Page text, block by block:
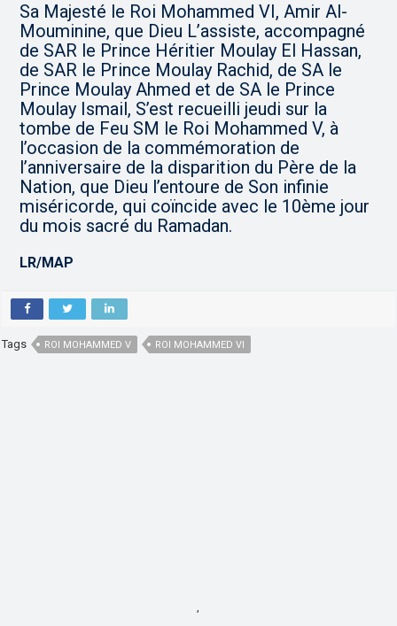
Sa Majesté le Roi Mohammed VI, Amir Al-
Mouminine, que Dieu L’assiste, accompagné
de SAR le Prince Héritier Moulay El Hassan,
de SAR le Prince Moulay Rachid, de SA le
Prince Moulay Ahmed et de SA le Prince
Moulay Ismail, S’est recueilli jeudi sur la
tombe de Feu SM le Roi Mohammed V, à
l’occasion de la commémoration de
l’anniversaire de la disparition du Père de la
Nation, que Dieu l’entoure de Son infinie
miséricorde, qui coïncide avec le 10ème jour
du mois sacré du Ramadan.
LR/MAP
Tags ROI MOHAMMED V ROI MOHAMMED VI
,